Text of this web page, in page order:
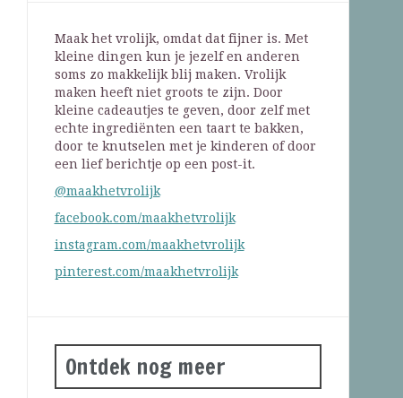
Maak het vrolijk, omdat dat fijner is. Met
kleine dingen kun je jezelf en anderen
soms zo makkelijk blij maken. Vrolijk
maken heeft niet groots te zijn. Door
kleine cadeautjes te geven, door zelf met
echte ingrediënten een taart te bakken,
door te knutselen met je kinderen of door
een lief berichtje op een post-it.
@maakhetvrolijk
facebook.com/maakhetvrolijk
instagram.com/maakhetvrolijk
pinterest.com/maakhetvrolijk
Ontdek nog meer